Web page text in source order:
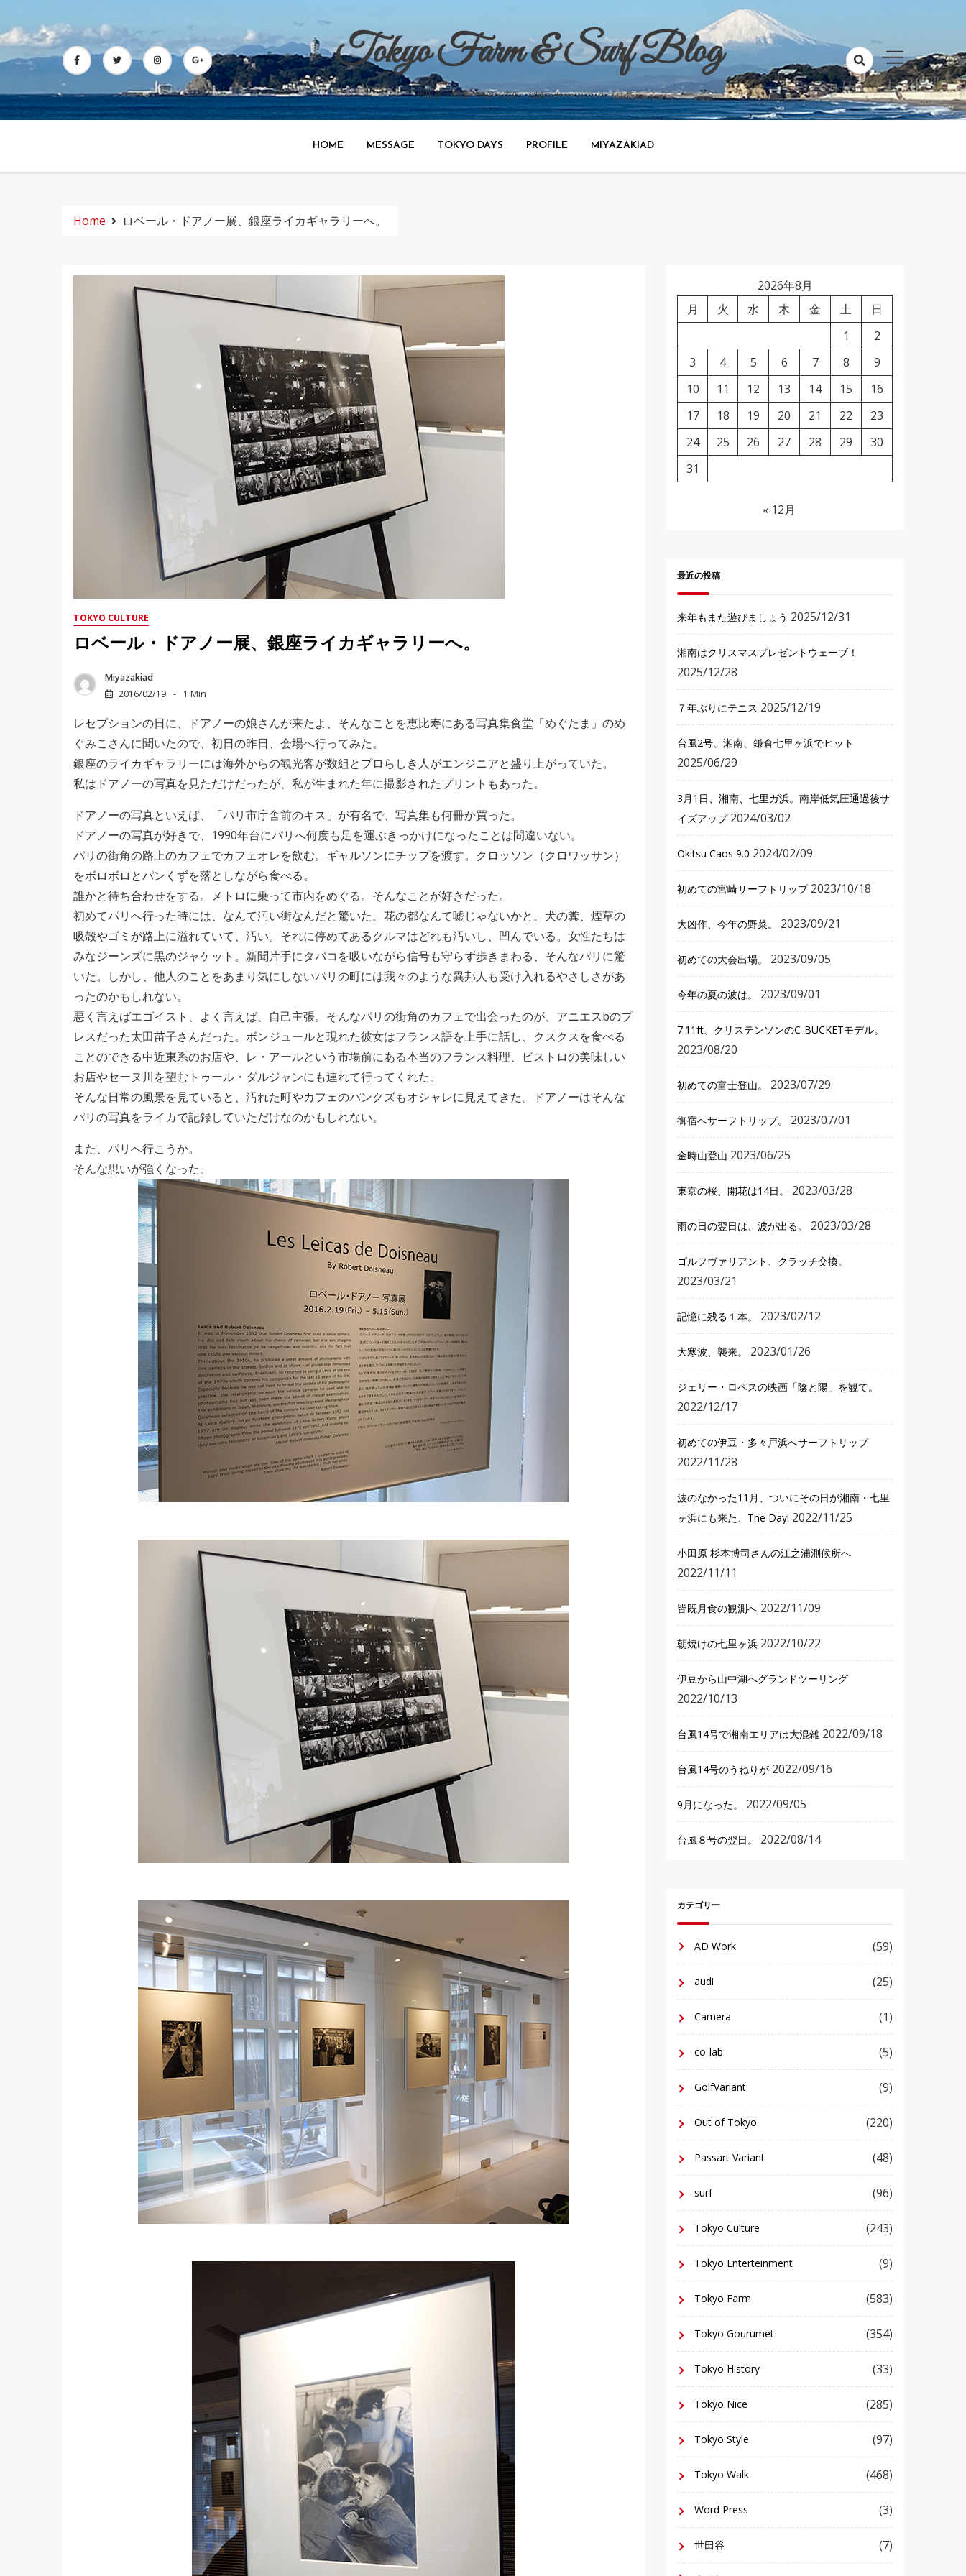
to
content
Tokyo Farm & Surf Blog
世田谷で野菜、渋谷で広告、湘南でサーフィンのブログ。
HOME MESSAGE TOKYO DAYS PROFILE MIYAZAKIAD
Home ロベール・ドアノー展、銀座ライカギャラリーへ。
TOKYO CULTURE
ロベール・ドアノー展、銀座ライカギャラリーへ。
Miyazakiad
2016/02/19
1 Min
レセプションの日に、ドアノーの娘さんが来たよ、そんなことを恵比寿にある写真集食堂「めぐたま」のめ
ぐみこさんに聞いたので、初日の昨日、会場へ行ってみた。
銀座のライカギャラリーには海外からの観光客が数組とプロらしき人がエンジニアと盛り上がっていた。
私はドアノーの写真を見ただけだったが、私が生まれた年に撮影されたプリントもあった。
ドアノーの写真といえば、「パリ市庁舎前のキス」が有名で、写真集も何冊か買った。
ドアノーの写真が好きで、1990年台にパリへ何度も足を運ぶきっかけになったことは間違いない。
パリの街角の路上のカフェでカフェオレを飲む。ギャルソンにチップを渡す。クロッソン（クロワッサン）
をボロボロとパンくずを落としながら食べる。
誰かと待ち合わせをする。メトロに乗って市内をめぐる。そんなことが好きだった。
初めてパリへ行った時には、なんて汚い街なんだと驚いた。花の都なんて嘘じゃないかと。犬の糞、煙草の
吸殻やゴミが路上に溢れていて、汚い。それに停めてあるクルマはどれも汚いし、凹んでいる。女性たちは
みなジーンズに黒のジャケット。新聞片手にタバコを吸いながら信号も守らず歩きまわる、そんなパリに驚
いた。しかし、他人のことをあまり気にしないパリの町には我々のような異邦人も受け入れるやさしさがあ
ったのかもしれない。
悪く言えばエゴイスト、よく言えば、自己主張。そんなパリの街角のカフェで出会ったのが、アニエスbのプ
レスだった太田苗子さんだった。ボンジュールと現れた彼女はフランス語を上手に話し、クスクスを食べる
ことのできる中近東系のお店や、レ・アールという市場前にある本当のフランス料理、ビストロの美味しい
お店やセーヌ川を望むトゥール・ダルジャンにも連れて行ってくれた。
そんな日常の風景を見ていると、汚れた町やカフェのパンクズもオシャレに見えてきた。ドアノーはそんな
パリの写真をライカで記録していただけなのかもしれない。
また、パリへ行こうか。
そんな思いが強くなった。
2026年8月
月
火 水 木 金 土
日
1
2
3
4 5 6 7 8
9
10
11 12 13 14 15
16
17
18 19 20 21 22
23
24
25 26 27 28 29
30
31
« 12月
最近の投稿
来年もまた遊びましょう 2025/12/31
湘南はクリスマスプレゼントウェーブ！
2025/12/28
７年ぶりにテニス 2025/12/19
台風2号、湘南、鎌倉七里ヶ浜でヒット
2025/06/29
3月1日、湘南、七里ガ浜。南岸低気圧通過後サ
イズアップ 2024/03/02
Okitsu Caos 9.0 2024/02/09
初めての宮崎サーフトリップ 2023/10/18
大凶作、今年の野菜。 2023/09/21
初めての大会出場。 2023/09/05
今年の夏の波は。 2023/09/01
7.11ft、クリステンソンのC-BUCKETモデル。
2023/08/20
初めての富士登山。 2023/07/29
御宿へサーフトリップ。 2023/07/01
金時山登山 2023/06/25
東京の桜、開花は14日。 2023/03/28
雨の日の翌日は、波が出る。 2023/03/28
ゴルフヴァリアント、クラッチ交換。
2023/03/21
記憶に残る１本。 2023/02/12
大寒波、襲来。 2023/01/26
ジェリー・ロペスの映画「陰と陽」を観て。
2022/12/17
初めての伊豆・多々戸浜へサーフトリップ
2022/11/28
波のなかった11月、ついにその日が湘南・七里
ヶ浜にも来た、The Day! 2022/11/25
小田原 杉本博司さんの江之浦測候所へ
2022/11/11
皆既月食の観測へ 2022/11/09
朝焼けの七里ヶ浜 2022/10/22
伊豆から山中湖へグランドツーリング
2022/10/13
台風14号で湘南エリアは大混雑 2022/09/18
台風14号のうねりが 2022/09/16
9月になった。 2022/09/05
台風８号の翌日。 2022/08/14
カテゴリー
AD Work (59)
audi (25)
Camera (1)
co-lab (5)
GolfVariant (9)
Out of Tokyo (220)
Passart Variant (48)
surf (96)
Tokyo Culture (243)
Tokyo Enterteinment (9)
Tokyo Farm (583)
Tokyo Gourumet (354)
Tokyo History (33)
Tokyo Nice (285)
Tokyo Style (97)
Tokyo Walk (468)
Word Press (3)
世田谷 (7)